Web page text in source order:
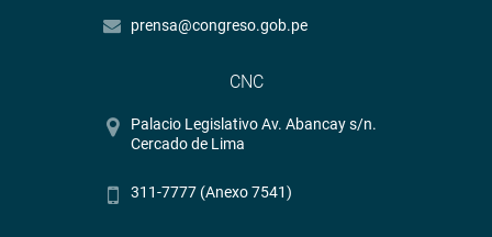
prensa@congreso.gob.pe
CNC
Palacio Legislativo Av. Abancay s/n.
Cercado de Lima
311-7777 (Anexo 7541)